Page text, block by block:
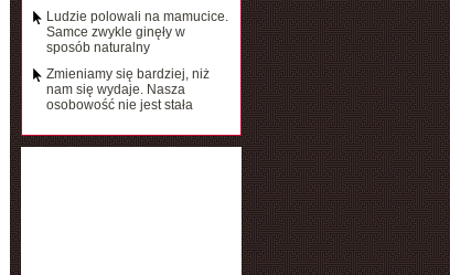
Ludzie polowali na mamucice.
Samce zwykle ginęły w
sposób naturalny
Zmieniamy się bardziej, niż
nam się wydaje. Nasza
osobowość nie jest stała